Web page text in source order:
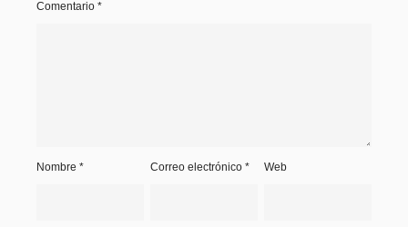
Comentario *
Nombre * Correo electrónico* Web